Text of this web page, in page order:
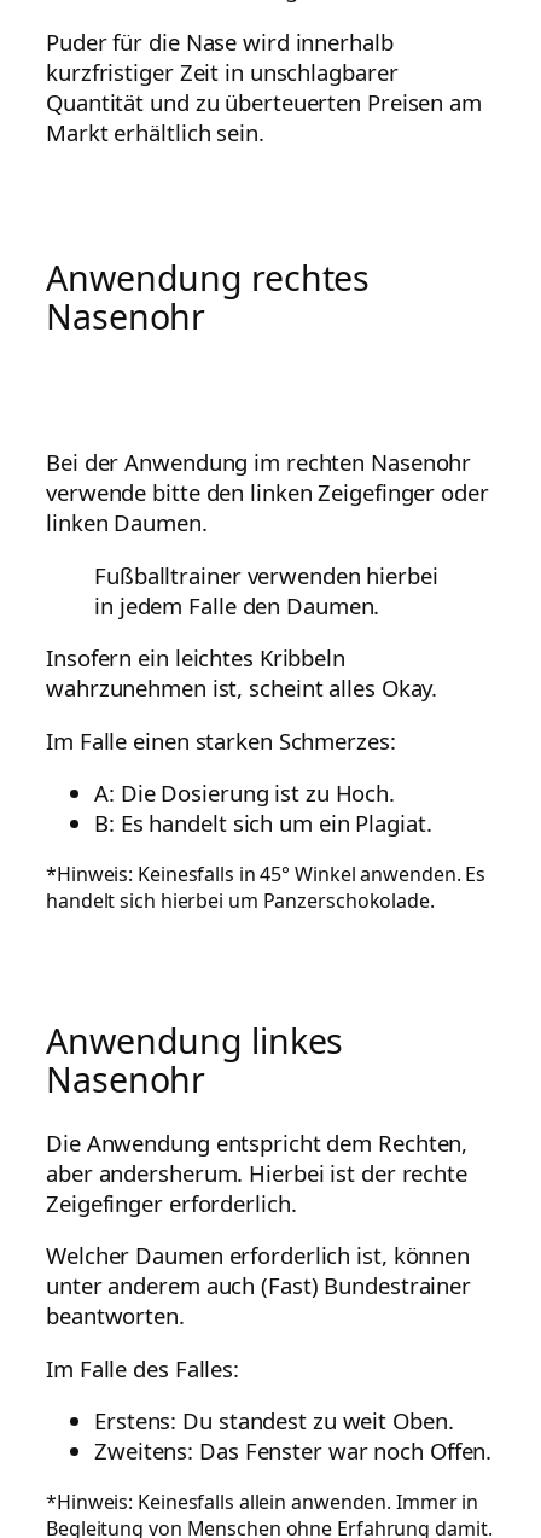
Puder für die Nase wird innerhalb
kurzfristiger Zeit in unschlagbarer
Quantität und zu überteuerten Preisen am
Markt erhältlich sein.
Anwendung rechtes
Nasenohr
Bei der Anwendung im rechten Nasenohr
verwende bitte den linken Zeigefinger oder
linken Daumen.
Fußballtrainer verwenden hierbei
in jedem Falle den Daumen.
Insofern ein leichtes Kribbeln
wahrzunehmen ist, scheint alles Okay.
Im Falle einen starken Schmerzes:
A: Die Dosierung ist zu Hoch.
B: Es handelt sich um ein Plagiat.
*Hinweis: Keinesfalls in 45° Winkel anwenden. Es
handelt sich hierbei um Panzerschokolade.
Anwendung linkes
Nasenohr
Die Anwendung entspricht dem Rechten,
aber andersherum. Hierbei ist der rechte
Zeigefinger erforderlich.
Welcher Daumen erforderlich ist, können
unter anderem auch (Fast) Bundestrainer
beantworten.
Im Falle des Falles:
Erstens: Du standest zu weit Oben.
Zweitens: Das Fenster war noch Offen.
*Hinweis: Keinesfalls allein anwenden. Immer in
Begleitung von Menschen ohne Erfahrung damit.